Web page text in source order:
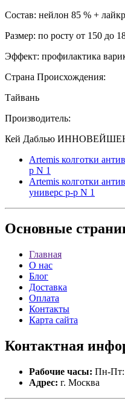
Состав: нейлон 85 % +
Размер: по росту от 150 до
Эффект: профилактика
Страна Происхождения:
Тайвань
Производитель:
Кей Даблью
Artemis колготки
р N 1
Artemis колготки
универс р-р N 1
Основные
Главная
О нас
Блог
Доставка
Оплата
Контакты
Карта сайта
Контактная
Рабочие часы: Пн-Пт:
Адрес: г. Москва